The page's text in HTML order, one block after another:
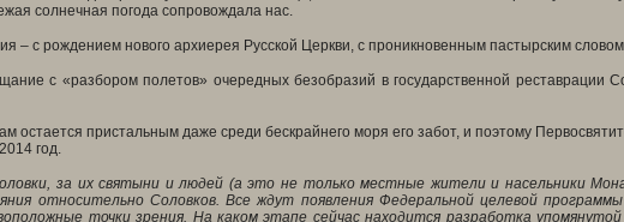
солнечная погода сопровождала нас.
– с рождением нового архиерея Русской Церкви, с проникновенным пастырским
с «разбором полетов» очередных безобразий в государственной реставрации
остается пристальным даже среди бескрайнего моря его забот, и поэтому
год.
за их святыни и людей (а это не только местные жители и насельники
относительно Соловков. Все ждут появления Федеральной целевой
точки зрения. На каком этапе сейчас находится разработка